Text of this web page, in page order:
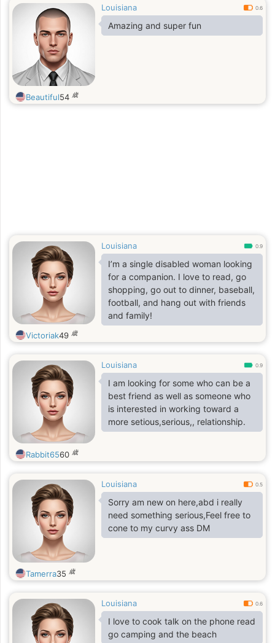
Louisiana 0.6
Amazing and super fun
Beautiful54 歳
Louisiana 0.9
I’m a single disabled woman looking
for a companion. I love to read, go
shopping, go out to dinner, baseball,
football, and hang out with friends
and family!
Victoriak49 歳
Louisiana 0.9
I am looking for some who can be a
best friend as well as someone who
is interested in working toward a
more setious,serious,, relationship.
Rabbit6560 歳
Louisiana 0.5
Sorry am new on here,abd i really
need something serious,Feel free to
cone to my curvy ass DM
Tamerra35 歳
Louisiana 0.6
I love to cook talk on the phone read
go camping and the beach